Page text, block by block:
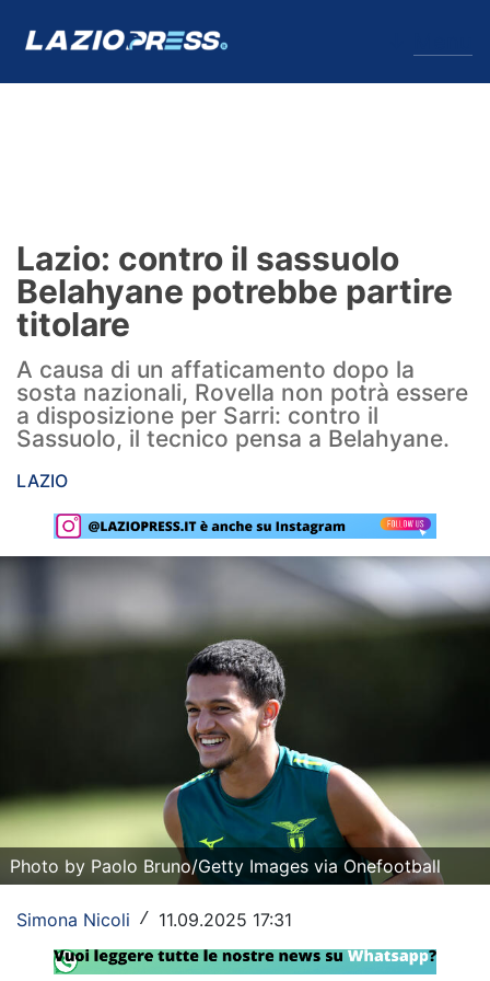
Formello
Infortuni
Primavera
Calciomercato
Lazio Women
Rassegna Lazio
Social
Calcio
Champions League
Altri Sport
Formula 1
Tennis
Vela
Lazio: contro il sassuolo
Belahyane potrebbe partire
titolare
A causa di un affaticamento dopo la
sosta nazionali, Rovella non potrà essere
a disposizione per Sarri: contro il
Sassuolo, il tecnico pensa a Belahyane.
LAZIO
Photo by Paolo Bruno/Getty Images via Onefootball
Simona Nicoli / 11.09.2025 17:31